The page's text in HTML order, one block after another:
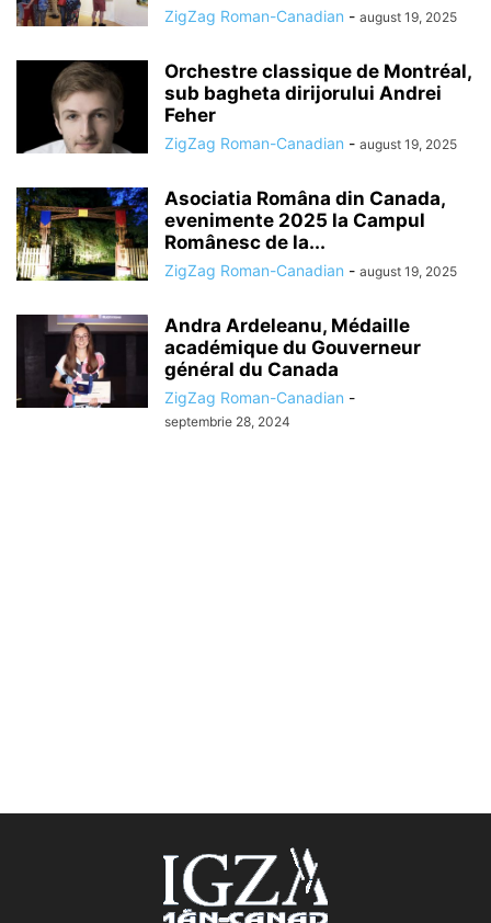
ZigZag Roman-Canadian - august 19, 2025
Orchestre classique de Montréal,
sub bagheta dirijorului Andrei
Feher
ZigZag Roman-Canadian - august 19, 2025
Asociatia Româna din Canada,
evenimente 2025 la Campul
Românesc de la...
ZigZag Roman-Canadian - august 19, 2025
Andra Ardeleanu, Médaille
académique du Gouverneur
général du Canada
ZigZag Roman-Canadian -
septembrie 28, 2024